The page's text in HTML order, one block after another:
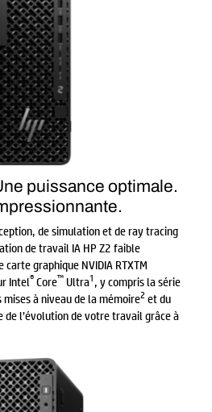
puissance optimale.
de simulation et de ray tracing
de travail IA HP Z2 faible
graphique NVIDIA RTXTM
Intel®Core™ Ultra1, y compris la série
à niveau de la mémoire2et du
de l’évolution de votre travail grâce à